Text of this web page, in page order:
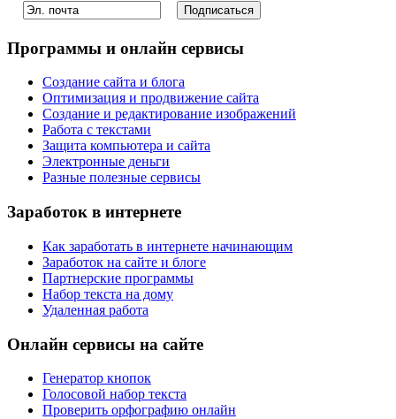
Программы и онлайн сервисы
Создание сайта и блога
Оптимизация и продвижение сайта
Создание и редактирование изображений
Работа с текстами
Защита компьютера и сайта
Электронные деньги
Разные полезные сервисы
Заработок в интернете
Как заработать в интернете начинающим
Заработок на сайте и блоге
Партнерские программы
Набор текста на дому
Удаленная работа
Онлайн сервисы на сайте
Генератор кнопок
Голосовой набор текста
Проверить орфографию онлайн